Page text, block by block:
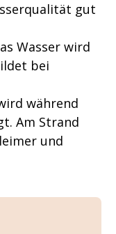
gut
Wasser wird
bei
während
Am Strand
und